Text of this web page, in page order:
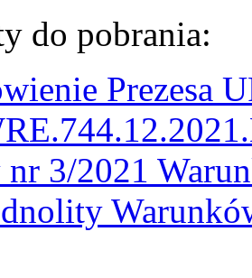
do pobrania:
Prezesa
3/2021